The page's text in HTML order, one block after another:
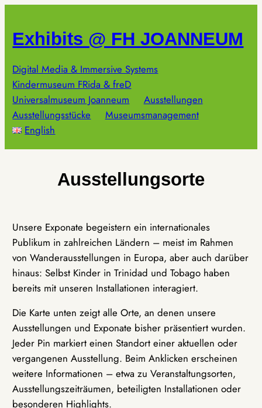
springen
Exhibits @ FH JOANNEUM
Digital Media & Immersive Systems
Kindermuseum FRida & freD
Universalmuseum Joanneum
Ausstellungen
Ausstellungsstücke
Museumsmanagement
English
Ausstellungsorte
Unsere Exponate begeistern ein internationales
Publikum in zahlreichen Ländern – meist im Rahmen
von Wanderausstellungen in Europa, aber auch darüber
hinaus: Selbst Kinder in Trinidad und Tobago haben
bereits mit unseren Installationen interagiert.
Die Karte unten zeigt alle Orte, an denen unsere
Ausstellungen und Exponate bisher präsentiert wurden.
Jeder Pin markiert einen Standort einer aktuellen oder
vergangenen Ausstellung. Beim Anklicken erscheinen
weitere Informationen – etwa zu Veranstaltungsorten,
Ausstellungszeiträumen, beteiligten Installationen oder
besonderen Highlights.